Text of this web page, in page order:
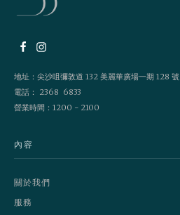
地址：尖沙咀彌敦道 132 美麗華廣場一期 128 號
電話： 2368 6833
營業時間：1200 - 2100
內容
關於我們
服務